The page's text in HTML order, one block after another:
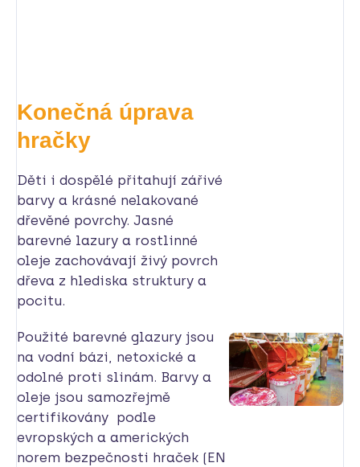
Konečná úprava
hračky
Děti i dospělé přitahují zářivé
barvy a krásné nelakované
dřevěné povrchy. Jasné
barevné lazury a rostlinné
oleje zachovávají živý povrch
dřeva z hlediska struktury a
pocitu.
Použité barevné glazury jsou
na vodní bázi, netoxické a
odolné proti slinám. Barvy a
oleje jsou samozřejmě
certifikovány podle
evropských a amerických
norem bezpečnosti hraček (EN